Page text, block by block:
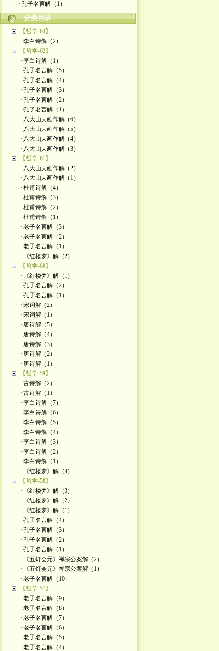
· 孔子名言解（1）
分类目录
【哲学-63】
· 李白诗解（2）
【哲学-62】
· 李白诗解（1）
· 孔子名言解（5）
· 孔子名言解（4）
· 孔子名言解（3）
· 孔子名言解（2）
· 孔子名言解（1）
· 八大山人画作解（6）
· 八大山人画作解（5）
· 八大山人画作解（4）
· 八大山人画作解（3）
【哲学-61】
· 八大山人画作解（2）
· 八大山人画作解（1）
· 杜甫诗解（4）
· 杜甫诗解（3）
· 杜甫诗解（2）
· 杜甫诗解（1）
· 老子名言解（3）
· 老子名言解（2）
· 老子名言解（1）
· 《红楼梦》解（2）
【哲学-60】
· 《红楼梦》解（1）
· 孔子名言解（2）
· 孔子名言解（1）
· 宋词解（2）
· 宋词解（1）
· 唐诗解（5）
· 唐诗解（4）
· 唐诗解（3）
· 唐诗解（2）
· 唐诗解（1）
【哲学-59】
· 古诗解（2）
· 古诗解（1）
· 李白诗解（7）
· 李白诗解（6）
· 李白诗解（5）
· 李白诗解（4）
· 李白诗解（3）
· 李白诗解（2）
· 李白诗解（1）
· 《红楼梦》解（4）
【哲学-58】
· 《红楼梦》解（3）
· 《红楼梦》解（2）
· 《红楼梦》解（1）
· 孔子名言解（4）
· 孔子名言解（3）
· 孔子名言解（2）
· 孔子名言解（1）
· 《五灯会元》禅宗公案解（2）
· 《五灯会元》禅宗公案解（1）
· 老子名言解（10）
【哲学-57】
· 老子名言解（9）
· 老子名言解（8）
· 老子名言解（7）
· 老子名言解（6）
· 老子名言解（5）
· 老子名言解（4）